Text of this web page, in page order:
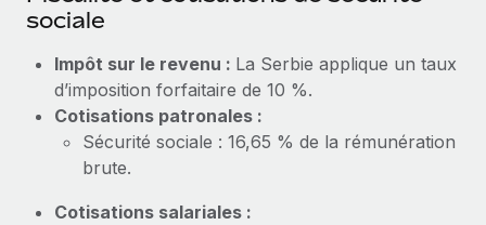
Phiture, un leader notable du conseil en matière de
En savoir plus
sociale
Impôt sur le revenu : La Serbie applique un taux
d’imposition forfaitaire de 10 %.
Cotisations patronales :
Sécurité sociale : 16,65 % de la rémunération
brute.
Cotisations salariales :